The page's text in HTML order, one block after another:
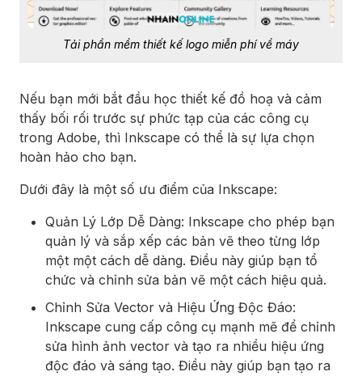
Tải phần mềm thiết kế logo miễn phí về máy
Nếu bạn mới bắt đầu học thiết kế đồ hoạ và cảm
thấy bối rối trước sự phức tạp của các công cụ
trong Adobe, thì Inkscape có thể là sự lựa chọn
hoàn hảo cho bạn.
Dưới đây là một số ưu điểm của Inkscape:
Quản Lý Lớp Dễ Dàng: Inkscape cho phép bạn
quản lý và sắp xếp các bản vẽ theo từng lớp
một một cách dễ dàng. Điều này giúp bạn tổ
chức và chỉnh sửa bản vẽ một cách hiệu quả.
Chỉnh Sửa Vector và Hiệu Ứng Độc Đáo:
Inkscape cung cấp công cụ mạnh mẽ để chỉnh
sửa hình ảnh vector và tạo ra nhiều hiệu ứng
độc đáo và sáng tạo. Điều này giúp bạn tạo ra